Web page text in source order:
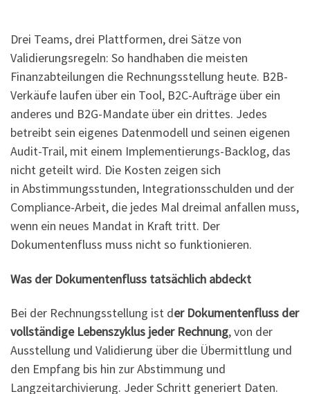
Drei Teams, drei Plattformen, drei Sätze von
Validierungsregeln: So handhaben die meisten
Finanzabteilungen die Rechnungsstellung heute. B2B-
Verkäufe laufen über ein Tool, B2C-Aufträge über ein
anderes und B2G-Mandate über ein drittes. Jedes
betreibt sein eigenes Datenmodell und seinen eigenen
Audit-Trail, mit einem Implementierungs-Backlog, das
nicht geteilt wird. Die Kosten zeigen sich
in Abstimmungsstunden, Integrationsschulden und der
Compliance-Arbeit, die jedes Mal dreimal anfallen muss,
wenn ein neues Mandat in Kraft tritt. Der
Dokumentenfluss muss nicht so funktionieren.
Was der Dokumentenfluss tatsächlich abdeckt
Bei der Rechnungsstellung ist der Dokumentenfluss der
vollständige Lebenszyklus jeder Rechnung, von der
Ausstellung und Validierung über die Übermittlung und
den Empfang bis hin zur Abstimmung und
Langzeitarchivierung. Jeder Schritt generiert Daten.